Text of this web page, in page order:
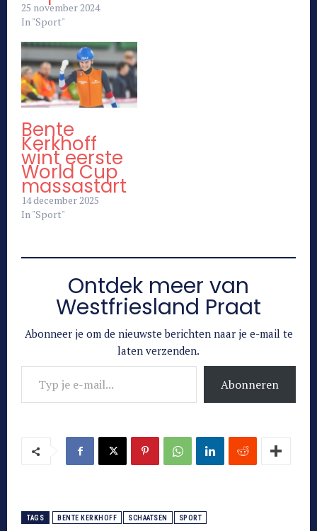
25 november 2024
In "Sport"
Bente
Kerkhoff
wint eerste
World Cup
massastart
14 december 2025
In "Sport"
Ontdek meer van
Westfriesland Praat
Abonneer je om de nieuwste berichten naar je e-mail te
laten verzenden.
Typ je e-mail...
Abonneren
TAGS BENTE KERKHOFF SCHAATSEN SPORT